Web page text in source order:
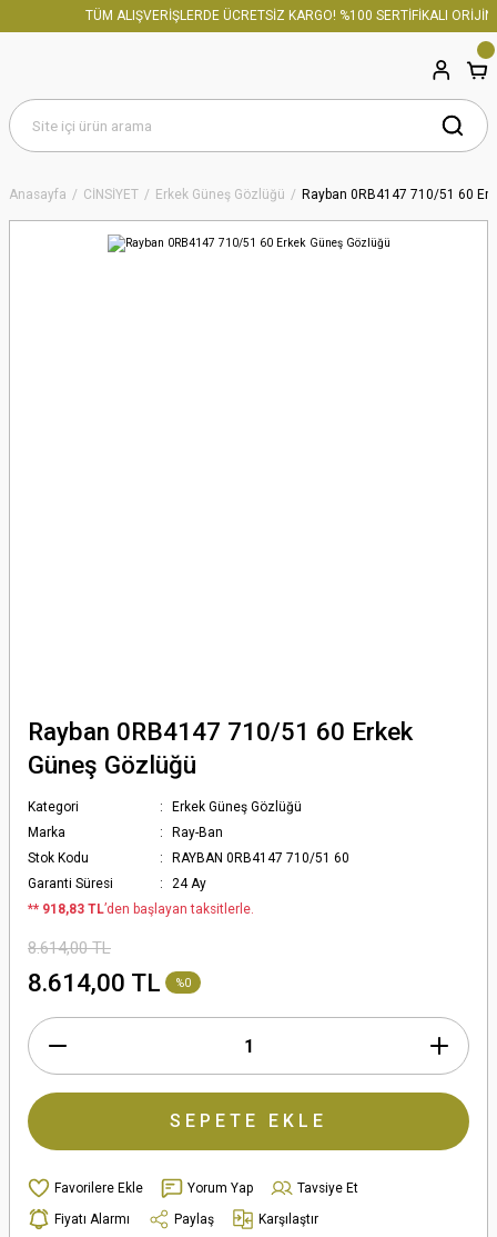
TÜM ALIŞVERİŞLERDE ÜCRETSİZ KARGO! %100 SERTİFİKALI
Anasayfa CİNSİYET Erkek Güneş Gözlüğü Rayban 0RB4147 710/51 60
Rayban 0RB4147 710/51 60 Erkek
Güneş Gözlüğü
Kategori
Erkek Güneş Gözlüğü
Marka
Ray-Ban
Stok Kodu
RAYBAN 0RB4147 710/51 60
Garanti Süresi
24 Ay
** 918,83 TL’den başlayan taksitlerle.
8.614,00 TL
8.614,00 TL %0
SEPETE EKLE
Yorum Yap
Tavsiye Et
Fiyatı Alarmı
Paylaş Karşılaştır